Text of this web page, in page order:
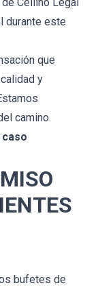
durante este
que
y
camino.
bufetes de